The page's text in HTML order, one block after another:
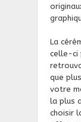
La
celle-ci
que
votre
la plus
choisir